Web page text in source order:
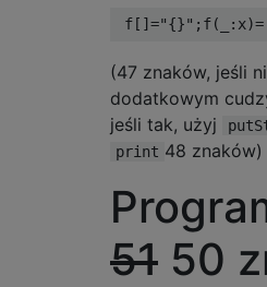
(47 znaków, jeśli
dodatkowym
jeśli tak, użyj
print 48 znaków)
51 50